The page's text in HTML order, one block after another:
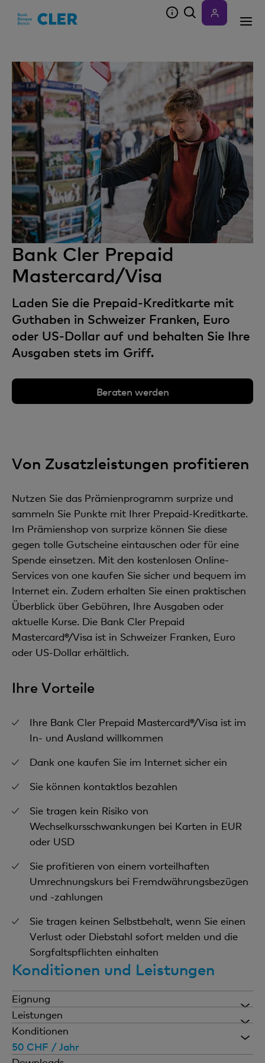
Bank Cler Prepaid
Mastercard/Visa
Laden Sie die Prepaid-Kreditkarte mit
Guthaben in Schweizer Franken, Euro
oder US-Dollar auf und behalten Sie Ihre
Ausgaben stets im Griff.
Beraten werden
Von Zusatzleistungen profitieren
Nutzen Sie das Prämienprogramm surprize und
sammeln Sie Punkte mit Ihrer Prepaid-Kreditkarte.
Im Prämienshop von surprize können Sie diese
gegen tolle Gutscheine eintauschen oder für eine
Spende einsetzen. Mit den kostenlosen Online-
Services von one kaufen Sie sicher und bequem im
Internet ein. Zudem erhalten Sie einen praktischen
Überblick über Gebühren, Ihre Ausgaben oder
aktuelle Kurse. Die Bank Cler Prepaid
Mastercard®/Visa ist in Schweizer Franken, Euro
oder US-Dollar erhältlich.
Ihre Vorteile
Ihre Bank Cler Prepaid Mastercard®/Visa ist im
In- und Ausland willkommen
Dank one kaufen Sie im Internet sicher ein
Sie können kontaktlos bezahlen
Sie tragen kein Risiko von
Wechselkursschwankungen bei Karten in EUR
oder USD
Sie profitieren von einem vorteilhaften
Umrechnungskurs bei Fremdwährungsbezügen
und -zahlungen
Sie tragen keinen Selbstbehalt, wenn Sie einen
Verlust oder Diebstahl sofort melden und die
Sorgfaltspflichten einhalten
Konditionen und Leistungen
Eignung
Für Privatkunden ab 14 Jahren, die ihre Ausgaben
im Griff haben möchten.
Leistungen
Mit dem Prämienprogramm surprize sammeln
Sie 1 surprize-Punkt pro 1 CHF Umsatz bei
Konditionen
50 CHF / Jahr